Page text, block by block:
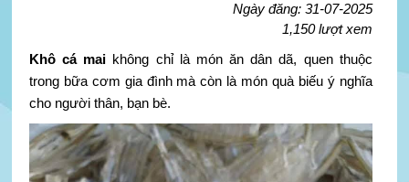
Ngày đăng: 31-07-2025
1,150 lượt xem
Khô cá mai không chỉ là món ăn dân dã, quen thuộc
trong bữa cơm gia đình mà còn là món quà biếu ý nghĩa
cho người thân, bạn bè.